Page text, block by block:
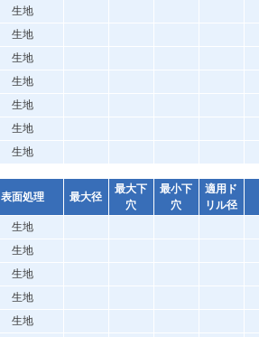
生地
生地
生地
生地
生地
生地
生地
表面処理 最大径
最大下
穴
最小下
穴
適用ド
リル径
生地
生地
生地
生地
生地